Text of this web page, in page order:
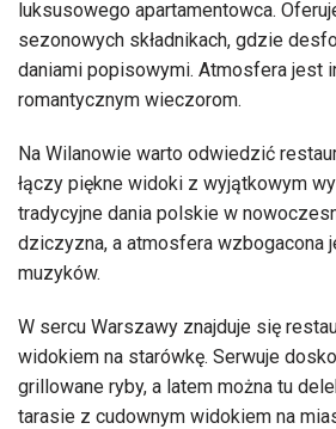
luksusowego apartamentowca.
sezonowych składnikach, gdzie
daniami popisowymi. Atmosfera jest
romantycznym wieczorom.
Na Wilanowie warto odwiedzić
łączy piękne widoki z wyjątkowym
tradycyjne dania polskie w
dziczyzna, a atmosfera wzbogacona
muzyków.
W sercu Warszawy znajduje się
widokiem na starówkę. Serwuje
grillowane ryby, a latem można tu
tarasie z cudownym widokiem na